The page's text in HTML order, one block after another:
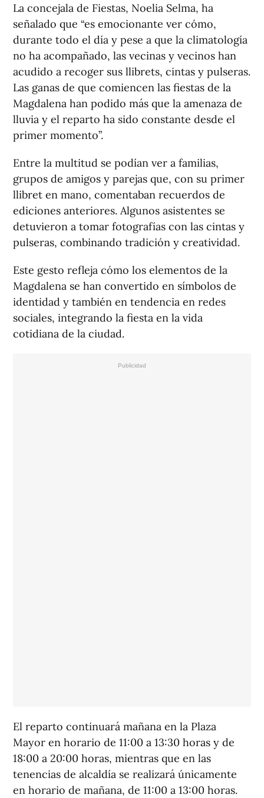
La concejala de Fiestas, Noelia Selma, ha
señalado que “es emocionante ver cómo,
durante todo el día y pese a que la climatología
no ha acompañado, las vecinas y vecinos han
acudido a recoger sus llibrets, cintas y pulseras.
Las ganas de que comiencen las fiestas de la
Magdalena han podido más que la amenaza de
lluvia y el reparto ha sido constante desde el
primer momento”.
Entre la multitud se podían ver a familias,
grupos de amigos y parejas que, con su primer
llibret en mano, comentaban recuerdos de
ediciones anteriores. Algunos asistentes se
detuvieron a tomar fotografías con las cintas y
pulseras, combinando tradición y creatividad.
Este gesto refleja cómo los elementos de la
Magdalena se han convertido en símbolos de
identidad y también en tendencia en redes
sociales, integrando la fiesta en la vida
cotidiana de la ciudad.
El reparto continuará mañana en la Plaza
Mayor en horario de 11:00 a 13:30 horas y de
18:00 a 20:00 horas, mientras que en las
tenencias de alcaldía se realizará únicamente
en horario de mañana, de 11:00 a 13:00 horas.